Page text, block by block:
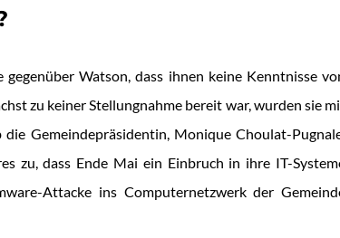
Watson, dass ihnen keine Kenntnisse
zu keiner Stellungnahme bereit war, wurden sie
Gemeindepräsidentin, Monique Choulat-
zu, dass Ende Mai ein Einbruch in ihre IT-
Attacke ins Computernetzwerk der